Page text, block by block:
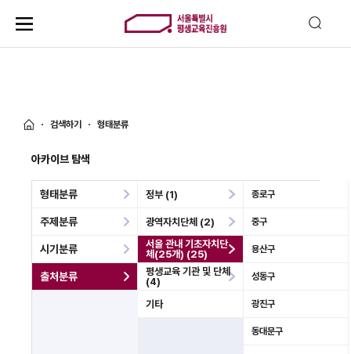
검색하기 형태분류
아카이브 탐색
형태분류
주제분류
시기분류
출처분류
정부 (1)
광역자치단체 (2)
서울 관내 기초자치단
체(25개) (25)
종로구
중구
용산구
성동구
광진구
동대문구
평생교육 기관 및 단체
(4)
기타